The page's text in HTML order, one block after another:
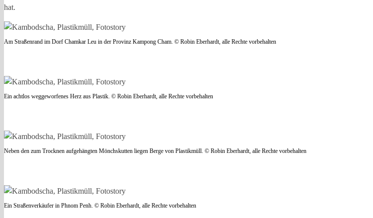
hat.
Am Straßenrand im Dorf Chamkar Leu in der Provinz Kampong Cham. © Robin Eberhardt, alle Rechte vorbehalten
Ein achtlos weggeworfenes Herz aus Plastik. © Robin Eberhardt, alle Rechte vorbehalten
Neben den zum Trocknen aufgehängten Mönchskutten liegen Berge von Plastikmüll. © Robin Eberhardt, alle Rechte vorbehalten
Ein Straßenverkäufer in Phnom Penh. © Robin Eberhardt, alle Rechte vorbehalten